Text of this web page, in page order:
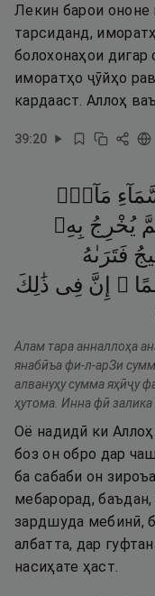
Лекин барои ононе
тарсиданд,
болохонаҳои
иморатҳо ҷӯйҳо
кардааст. Аллоҳ
39:20
مَآءًۭ
يُخْرِجُ بِهِۦ
فَتَرَىٰهُ
إِنَّ فِى ذَٰلِكَ
Алам тара анналлоҳа
янабӣъа фи-л-арЗи
алвануҳу сумма яҳӣҷу
ҳутома. Инна фӣ залика
Оё надидӣ ки
боз он обро дар
ба сабаби он
мебарорад,
зардшуда мебинӣ,
албатта, дар
насиҳате ҳаст.